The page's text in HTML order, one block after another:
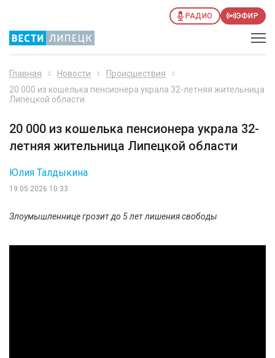
РАДИО ЭФИР
Главная Новости
Происшествия
20 000 из кошелька пенсионера украла 32-летняя жительница
Липецкой области
20 000 из кошелька пенсионера украла 32-
летняя жительница Липецкой области
19.05.2026 10:33
Юлия Талдыкина
Злоумышленнице грозит до 5 лет лишения свободы